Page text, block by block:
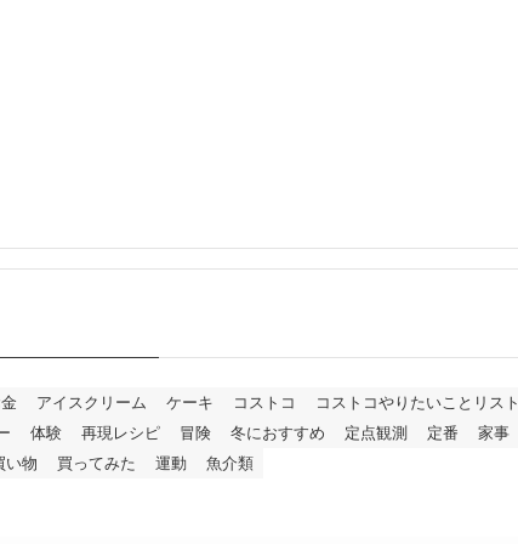
アイスクリーム ケーキ コストコ コストコやりたいことリスト
体験 再現レシピ 冒険 冬におすすめ 定点観測 定番 家事
い物 買ってみた 運動 魚介類